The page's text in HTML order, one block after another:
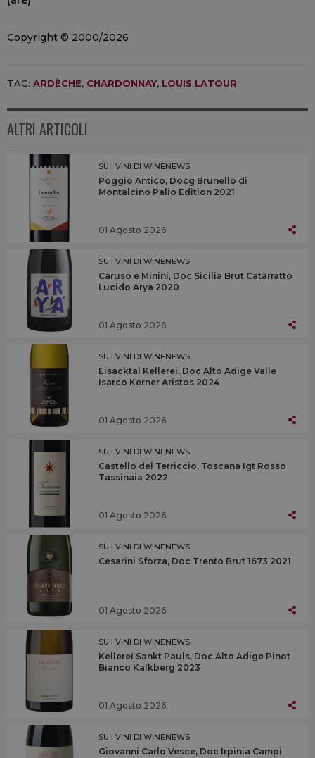
Copyright © 2000/2026
TAG: ARDÈCHE, CHARDONNAY, LOUIS LATOUR
ALTRI ARTICOLI
SU I VINI DI WINENEWS
Poggio Antico, Docg Brunello di
Montalcino Palio Edition 2021
01 Agosto 2026
SU I VINI DI WINENEWS
Caruso e Minini, Doc Sicilia Brut Catarratto
Lucido Arya 2020
01 Agosto 2026
SU I VINI DI WINENEWS
Eisacktal Kellerei, Doc Alto Adige Valle
Isarco Kerner Aristos 2024
01 Agosto 2026
SU I VINI DI WINENEWS
Castello del Terriccio, Toscana Igt Rosso
Tassinaia 2022
01 Agosto 2026
SU I VINI DI WINENEWS
Cesarini Sforza, Doc Trento Brut 1673 2021
01 Agosto 2026
SU I VINI DI WINENEWS
Kellerei Sankt Pauls, Doc Alto Adige Pinot
Bianco Kalkberg 2023
01 Agosto 2026
SU I VINI DI WINENEWS
Giovanni Carlo Vesce, Doc Irpinia Campi